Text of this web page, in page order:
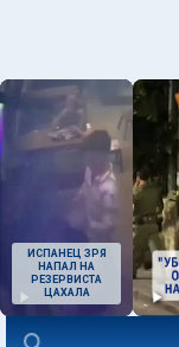
ИСПАНЕЦ ЗРЯ
НАПАЛ НА
РЕЗЕРВИСТА
ЦАХАЛА